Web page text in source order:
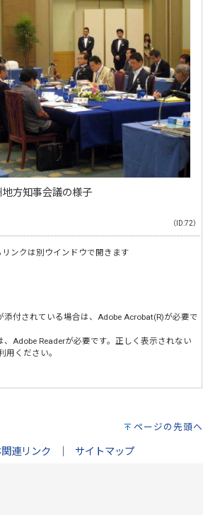
方知事会議の様子
（ID:72）
ンクは別ウインドウで開きます
添付されている場合は、Adobe Acrobat(R)が必要で
、Adobe Readerが必要です。正しく表示されない
用ください。
ページの先頭へ
関連リンク サイトマップ